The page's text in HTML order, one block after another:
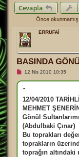
Cevapla
Önce
ERRUFAİ
BASINDA
O
u
n
a
m
ş
m
e
s
a
12 Nis 2010 10:35
"
12/04/2010
MEHMET
Gönül
(Abdulbaki Çınar)
Bu toprakları
toprakların
toprağın altındaki